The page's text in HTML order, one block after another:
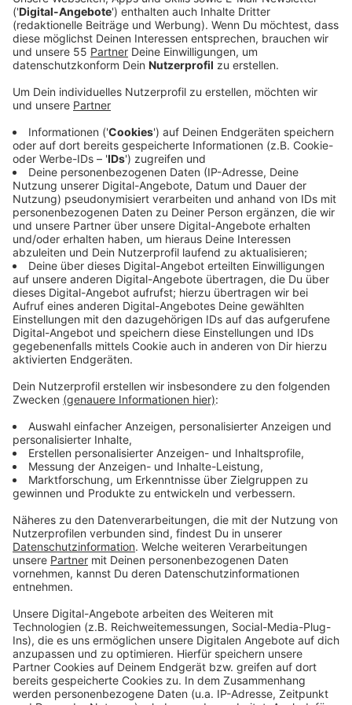
Die US-amerikanische Pop-Rock-Band aus Colorado,
der 2007 mit dem Titel "Apologize" der internationale
Durchbruch gelang, bringt im Winter 2021 mit "Human"
ein neues Album raus. Eine ausgekoppelte Single
davon ist "Run", ein guter Laune-Track, für den Start in
den Frühling. Produziert wurde der neue Track von
Frontsänger Ryan Tedder, Bassist Brent Kutzle und
den Produzenten Tyler Spry und John Nathaniel. “Run“
wird neben den erfolgreichen Singles “Rescue Me”,
“Somebody To Love”, “Wanted”, “Didn’t I” und “Better
Days” auf dem im Winter erscheinenden Album
“Human“ enthalten sein.
Anzeige
Wir benötigen Ihre
Zustimmung, um den YouTube
Video-Service zu laden!
Drittanbieters, um Videoinhalte
einzubetten. Dieser Service kann
Daten zu Ihren Aktivitäten
sammeln. Bitte lesen Sie die
Nutzung des Service zu, um dieses
Video anzusehen.
Mehr Informationen
Akzeptieren
powered byUsercentrics Consent
Management Platform
One Republic - Run
Anzeige